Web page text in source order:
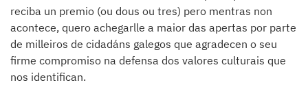
reciba un premio (ou dous ou tres) pero mentras non
acontece, quero achegarlle a maior das apertas por parte
de milleiros de cidadáns galegos que agradecen o seu
firme compromiso na defensa dos valores culturais que
nos identifican.